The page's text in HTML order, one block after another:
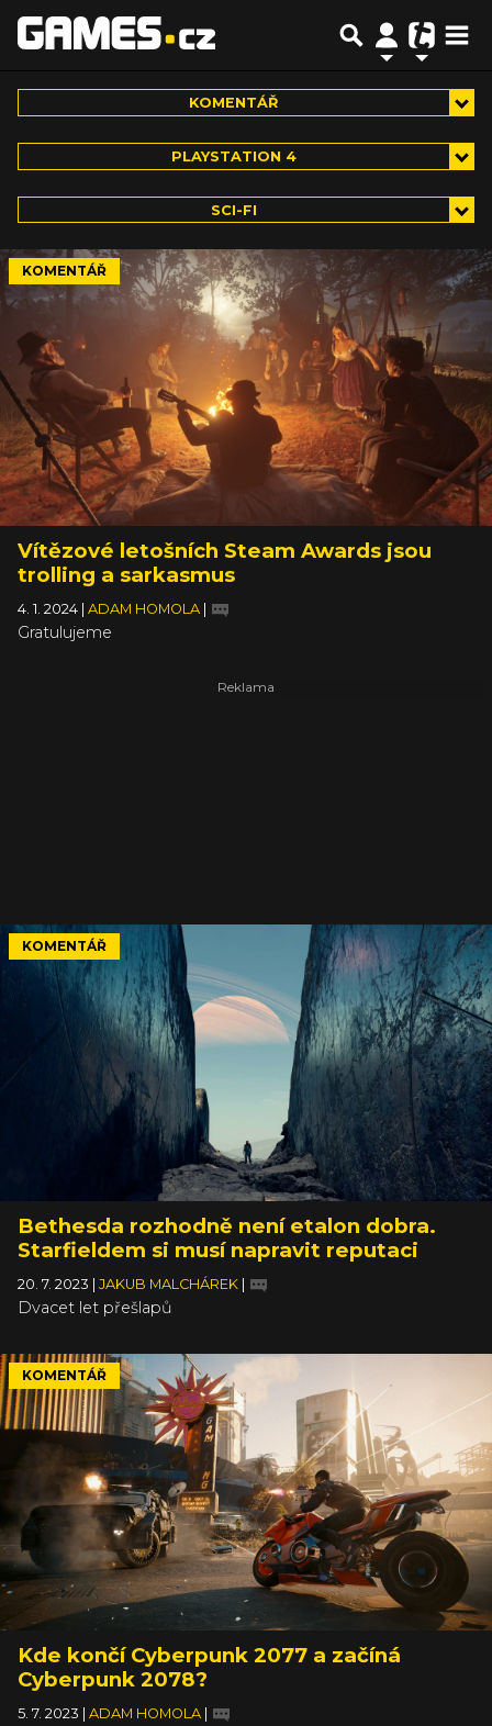
KOMENTÁŘ
PLAYSTATION 4
SCI-FI
KOMENTÁŘ
Vítězové letošních Steam Awards jsou
trolling a sarkasmus
4. 1. 2024 ADAM HOMOLA
Gratulujeme
KOMENTÁŘ
Bethesda rozhodně není etalon dobra.
Starfieldem si musí napravit reputaci
20. 7. 2023 JAKUB MALCHÁREK
Dvacet let přešlapů
KOMENTÁŘ
Kde končí Cyberpunk 2077 a začíná
Cyberpunk 2078?
5. 7. 2023 ADAM HOMOLA